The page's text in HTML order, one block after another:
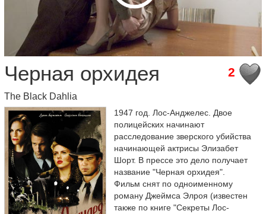
2
Черная орхидея
The Black Dahlia
1947 год. Лос-Анджелес. Двое
полицейских начинают
расследование зверского убийства
начинающей актрисы Элизабет
Шорт. В прессе это дело получает
название "Черная орхидея".
Фильм снят по одноименному
роману Джеймса Элроя (известен
также по книге "Секреты Лос-